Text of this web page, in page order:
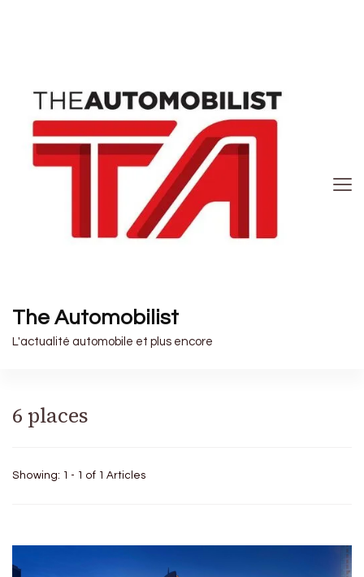
The Automobilist
L'actualité automobile et plus encore
6 places
Showing: 1 - 1 of 1 Articles